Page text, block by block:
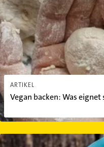
Maulbeere - eine
Spirulina Algen: Das
echten Superfood
ARTIKEL
Vegan backen: Was eignet
Warum Skyr gesund ist: Alles